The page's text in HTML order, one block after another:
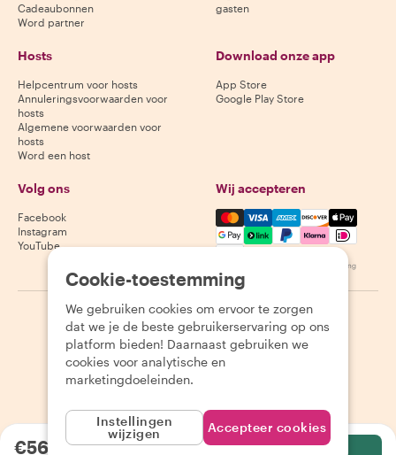
€56.80per persoon
Cadeaubonnen
Word partner
gasten
Hosts
Helpcentrum voor hosts
Annuleringsvoorwaarden voor
hosts
Algemene voorwaarden voor
hosts
Word een host
Download onze app
App Store
Google Play Store
Volg ons
Facebook
Instagram
YouTube
Wij accepteren
Mastercard, Visa, Amex,
Beschikbaarheid varieert per bestemming
2026 Withlocals.com Privacybeleid Cookies
Cookie-toestemming
We gebruiken cookies om ervoor te zorgen
dat we je de beste gebruikerservaring op ons
platform bieden! Daarnaast gebruiken we
cookies voor analytische en
marketingdoeleinden.
Instellingen
wijzigen
Accepteer cookies